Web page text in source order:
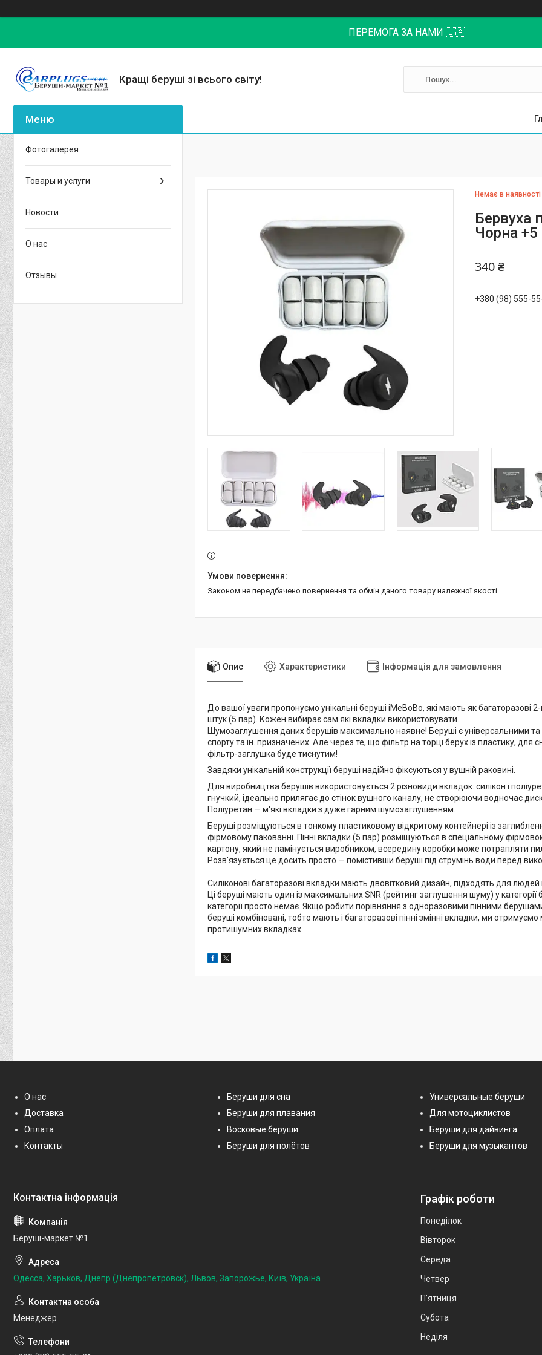
ПЕРЕМОГА ЗА НАМИ 🇺🇦
Кращі беруші зі всього світу!
Немає в наявності
Бервуха
Чорна
340 ₴
+380 (98) 555-
Законом не передбачено повернення та обмін даного товару належної якості
Опис Характеристики Інформація для замовлення
До вашої уваги пропонуємо унікальні беруші iMeBoBo, які мають як багаторазові 2-
штук (5 пар). Кожен вибирає сам які вкладки використовувати.
Шумозаглушення даних берушів максимально наявне! Беруші є універсальними
спорту та ін. призначених. Але через те, що фільтр на торці берух із пластику,
фільтр-заглушка буде тиснутим!
Завдяки унікальній конструкції беруші надійно фіксуються у вушній раковині.
Для виробництва берушів використовується 2 різновиди вкладок: силікон і
гнучкий, ідеально прилягає до стінок вушного каналу, не створюючи водночас
Поліуретан — м'які вкладки з дуже гарним шумозаглушенням.
Беруші розміщуються в тонкому пластиковому відкритому контейнері із
фірмовому пакованні. Пінні вкладки (5 пар) розміщуються в спеціальному
картону, який не ламінується виробником, всередину коробки може потрапляти
Розв'язується це досить просто — помістивши беруші під струмінь води перед
Силіконові багаторазові вкладки мають двовітковий дизайн, підходять для
Ці беруші мають один із максимальних SNR (рейтинг заглушення шуму) у
категорії просто немає. Якщо робити порівняння з одноразовими пінними
беруші комбіновані, тобто мають і багаторазові пінні змінні вкладки, ми
протишумних вкладках.
Фотогалерея
Товары и услуги
Новости
О нас
Отзывы
О нас
Доставка
Оплата
Контакты
Беруши для сна
Беруши для плавания
Восковые беруши
Беруши для полётов
Универсальные беруши
Для мотоциклистов
Беруши для дайвинга
Беруши для музыкантов
Беруші-маркет №1
Одесса, Харьков, Днепр (Днепропетровск), Львов, Запорожье, Київ, Україна
Менеджер
Графік роботи
Понеділок
Вівторок
Середа
Четвер
Пʼятниця
Субота
Неділя